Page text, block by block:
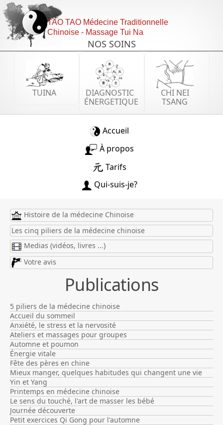
TAO TAO Médecine Traditionnelle
Chinoise - Massage Tui Na
NOS SOINS
TUINA
DIAGNOSTIC
ÉNERGETIQUE
CHI NEI
TSANG
Accueil
À propos
Tarifs
Qui-suis-je?
Histoire de la médecine Chinoise
Les cinq piliers de la médecine chinoise
Medias (vidéos, livres ...)
Votre avis
Publications
5 piliers de la médecine chinoise
Accueil du sommeil
Anxiété, le stress et la nervosité
Ateliers et massages pour groupes
Automne et poumon
Énergie vitale
Fête des pères en chine
Mieux manger, quelques habitudes qui changent une vie
Yin et Yang
Printemps en médecine chinoise
Le sens du touché, l'art de masser les bébé
Journée découverte
Petit exercices Qi Gong pour l'automne